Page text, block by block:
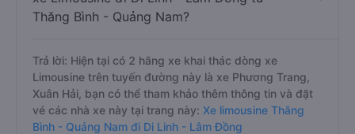
Thăng Bình - Quảng Nam?
Trả lời: Hiện tại có 2 hãng xe khai thác dòng xe
Limousine trên tuyến đường này là xe Phương Trang,
Xuân Hải, bạn có thể tham khảo thêm thông tin và đặt
vé các nhà xe này tại trang này: Xe limousine Thăng
Bình - Quảng Nam đi Di Linh - Lâm Đồng